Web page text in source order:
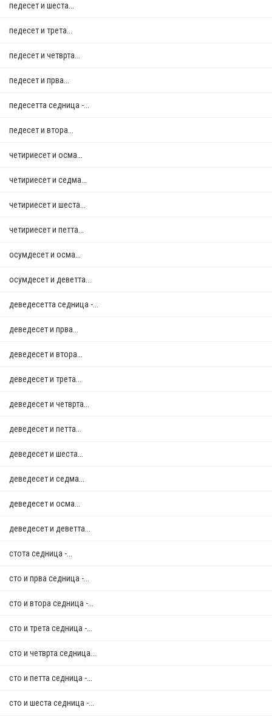
педесет и шеста...
педесет и трета...
педесет и четврта...
педесет и прва...
педесетта седница -...
педесет и втора...
четириесет и осма...
четириесет и седма...
четириесет и шеста...
четириесет и петта...
осумдесет и осма...
осумдесет и деветта...
деведесетта седница -...
деведесет и прва...
деведесет и втора...
деведесет и трета...
деведесет и четврта...
деведесет и петта...
деведесет и шеста...
деведесет и седма...
деведесет и осма...
деведесет и деветта...
стотa седница -...
сто и прва седница -...
сто и втора седница -...
сто и трета седница -...
сто и четврта седница...
сто и петта седница -...
сто и шеста седница -...